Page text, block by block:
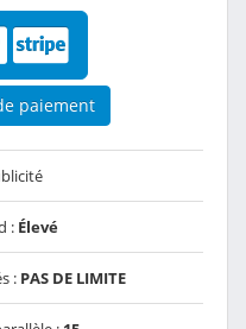
paiement
: Élevé
: PAS DE LIMITE